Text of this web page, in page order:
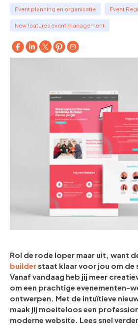
Event planning en organisatie Event
New features event management
Rol de rode loper maar uit, want
builderstaat klaar voor jou om de
Vanaf vandaag heb jij meer
om een prachtige evenementen-
ontwerpen. Met de intuïtieve
maak jij moeiteloos een
moderne website. Lees snel